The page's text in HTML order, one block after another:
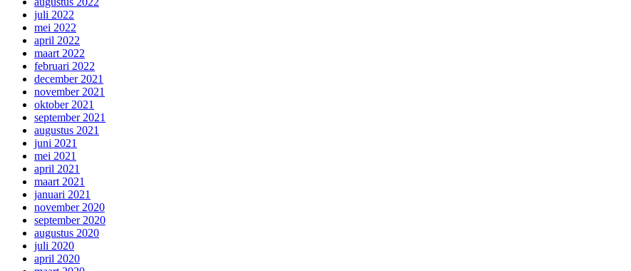
juli 2022
mei 2022
april 2022
maart 2022
februari 2022
december 2021
november 2021
oktober 2021
september 2021
augustus 2021
juni 2021
mei 2021
april 2021
maart 2021
januari 2021
november 2020
september 2020
augustus 2020
juli 2020
april 2020